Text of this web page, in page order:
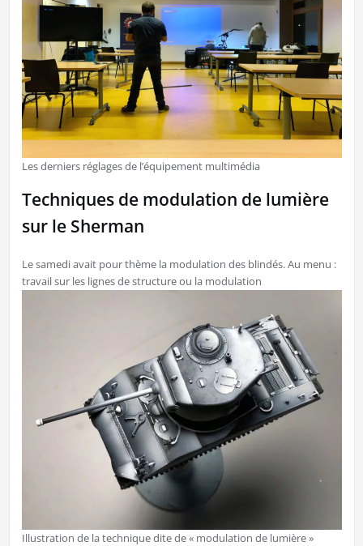
Les derniers réglages de l’équipement multimédia
Techniques de modulation de lumière
sur le Sherman
Le samedi avait pour thème la modulation des blindés. Au menu :
travail sur les lignes de structure ou la modulation
Illustration de la technique dite de « modulation de lumière »